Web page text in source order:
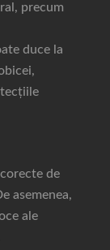
precum
duce la
de
asemenea,
ale